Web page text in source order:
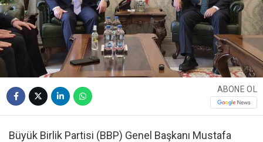
ABONE OL
Büyük Birlik Partisi (BBP) Genel Başkanı Mustafa